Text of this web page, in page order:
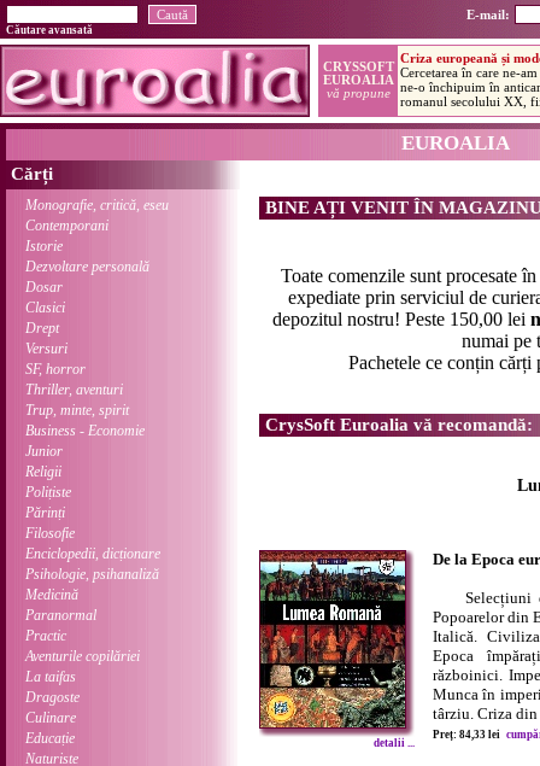
E-mail:
Căutare avansată
EUROALIA
Cărți
Monografie, critică, eseu
Contemporani
Istorie
Dezvoltare personală
Dosar
Clasici
Drept
Versuri
SF, horror
Thriller, aventuri
Trup, minte, spirit
Business - Economie
Junior
Religii
Polițiste
Părinți
Filosofie
Enciclopedii, dicționare
Psihologie, psihanaliză
Medicină
Paranormal
Practic
Aventurile copilăriei
La taifas
Dragoste
Culinare
Educație
Naturiste
BINE AȚI VENIT ÎN
Toate comenzile sunt procesate în
expediate prin serviciul de
depozitul nostru! Peste 150,00 lei
numai pe
Pachetele ce conțin cărți
CrysSoft Euroalia vă recomandă:
detalii ...
De la Epoca
Selecțiuni
Popoarelor din
Italică.
Epoca
războinici.
Munca în
târziu. Criza din
Preț: 84,33 lei